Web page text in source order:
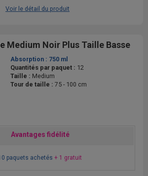
Voir le détail du produit
Medium Noir Plus Taille Basse
Absorption : 750 ml
Quantités par paquet : 12
Taille : Medium
Tour de taille : 75 - 100 cm
Avantages fidélité
paquets achetés + 1 gratuit